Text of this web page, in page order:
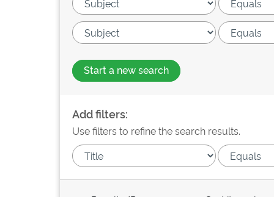
Start a new search
Add filters:
Use filters to refine the search results.